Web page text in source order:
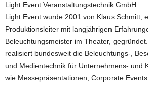
Light Event Veranstaltungstechnik GmbH
Light Event wurde 2001 von Klaus Schmitt,
Produktionsleiter mit langjährigen
Beleuchtungsmeister im Theater,
realisiert bundesweit die Beleuchtungs-,
und Medientechnik für Unternehmens- und
wie Messepräsentationen, Corporate